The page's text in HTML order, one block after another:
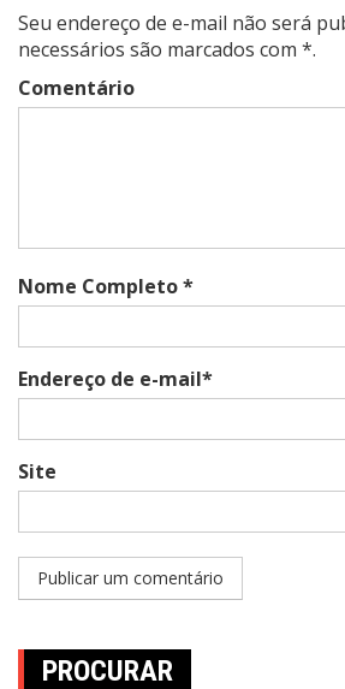
Seu endereço de e-mail não será
necessários são marcados com *.
Comentário
Nome Completo *
Endereço de e-mail*
Site
PROCURAR